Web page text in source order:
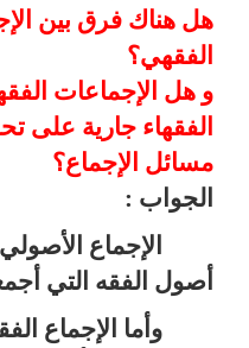
هل هناك فرق بين
الفقهي؟
و هل الإجماعات
الفقهاء جارية على
مسائل الإجماع؟
الجواب :
الإجماع
أصول الفقه التي
وأما الإجماع